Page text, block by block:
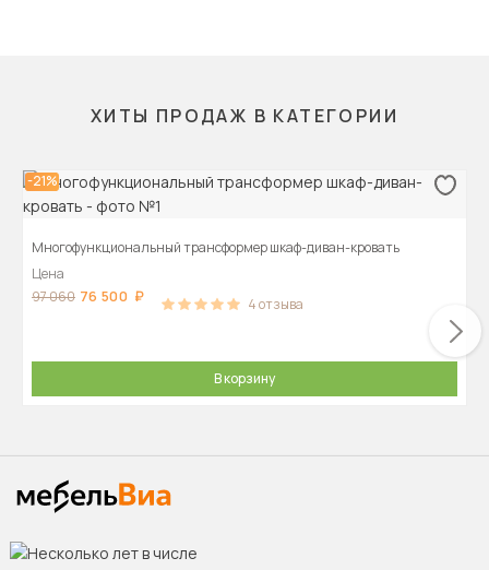
ХИТЫ ПРОДАЖ В КАТЕГОРИИ
-21%
Многофункциональный трансформер шкаф-диван-кровать
Цена
97 060 76 500 4отзыва
В корзину